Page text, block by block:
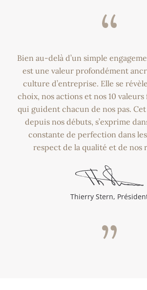
Bien au-delà d’un simple
est une valeur profondément
culture d’entreprise. Elle se
choix, nos actions et nos 10 valeurs
qui guident chacun de nos pas.
depuis nos débuts, s’exprime
constante de perfection dans
respect de la qualité et de nos
Thierry Stern,